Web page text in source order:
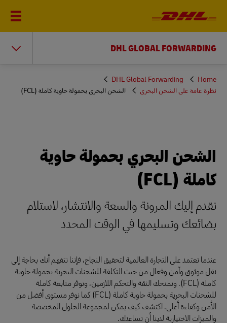
DHL GLOBAL FORWARDING
You
are
here
Home
DHL Global Forwarding
نظرة عامة على الشحن البحري
الشحن البحري بحمولة حاوية كاملة (FCL)
الشحن البحري بحمولة حاوية
كاملة (FCL)
نقدم إليك المرونة والسعة والانتشار، لاستلام
بضائعك وتسليمها في الوقت المحدد
عندما تعتمد على التجارة العالمية لتحقيق النجاح، فإننا نتفهم أنك بحاجة إلى
نقل موثوق وآمن وفعال من حيث التكلفة للشحنات البحرية بحمولة حاوية
كاملة (FCL). ونمنحك الثقة والتحكم اللازمين، ونوفر متابعة كاملة
للشحنات البحرية بحمولة حاوية كاملة (FCL) كما نوفر مستوى أفضل من
الأمن وكفاءة أعلى. اكتشف كيف يمكن لمجموعة الحلول المخصصة
والميزات الاختيارية لدينا أن تساعدك.